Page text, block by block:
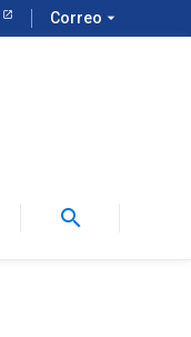
Correo arrow_drop_down
search